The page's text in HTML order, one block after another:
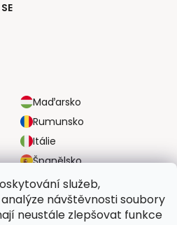
služeb,
návštěvnosti soubory
neustále zlepšovat funkce
Maďarsko
Rumunsko
Itálie
Španělsko
Rakousko